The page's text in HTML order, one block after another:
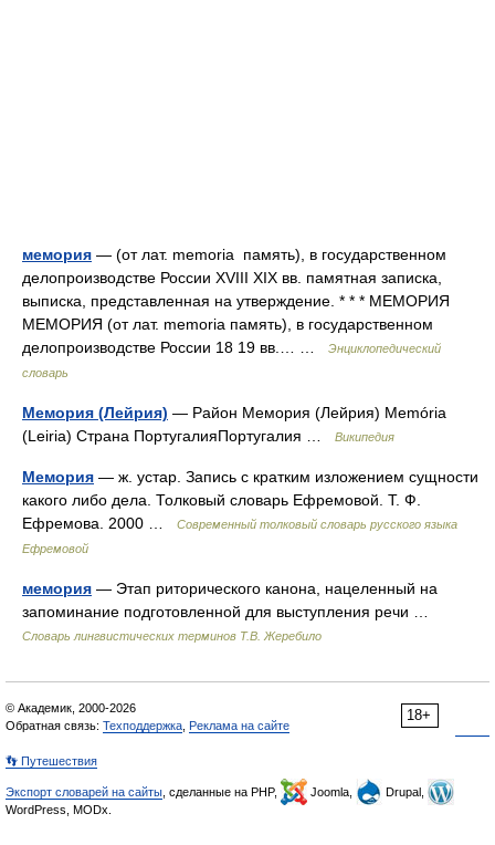
мемория — (от лат. memoria память), в государственном
делопроизводстве России XVIII XIX вв. памятная записка,
выписка, представленная на утверждение. * * * МЕМОРИЯ
МЕМОРИЯ (от лат. memoria память), в государственном
делопроизводстве России 18 19 вв.… …
Энциклопедический
словарь
Мемория (Лейрия) — Район Мемория (Лейрия) Memória
(Leiria) Страна ПортугалияПортугалия …
Википедия
Мемория — ж. устар. Запись с кратким изложением сущности
какого либо дела. Толковый словарь Ефремовой. Т. Ф.
Ефремова. 2000 …
Современный толковый словарь русского языка
Ефремовой
мемория — Этап риторического канона, нацеленный на
запоминание подготовленной для выступления речи …
Словарь лингвистических терминов Т.В. Жеребило
18+
© Академик, 2000-2026
Обратная связь: Техподдержка Реклама на сайте
👣 Путешествия
Экспорт словарей на сайты , сделанные на PHP, Joomla,
Drupal,
WordPress, MODx.